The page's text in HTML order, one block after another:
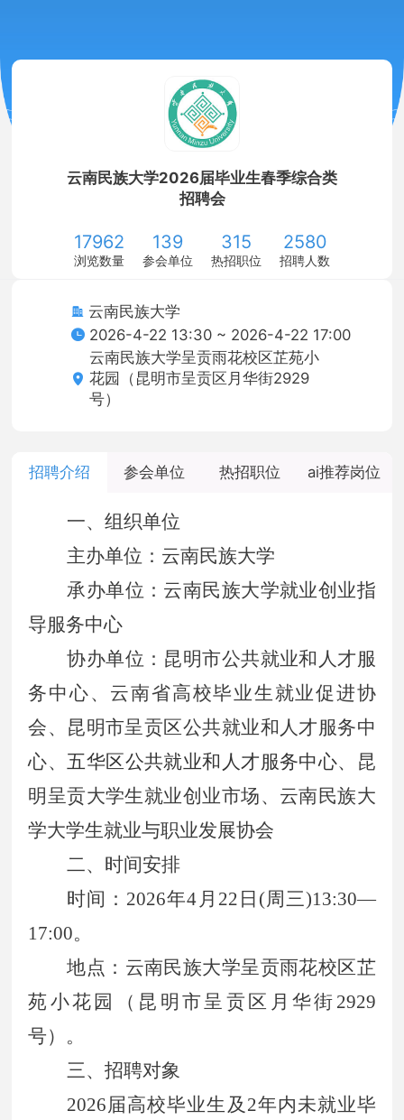
云南民族大学2026届毕业生春季综合类
招聘会
17962
浏览数量
139
参会单位
315
热招职位
2580
招聘人数
云南民族大学
2026-4-22 13:30 ~ 2026-4-22 17:00
云南民族大学呈贡雨花校区芷苑小
花园（昆明市呈贡区月华街2929
号）
招聘介绍 参会单位 热招职位 ai推荐岗位
一、组织单位
主办单位：云南民族大学
承办单位：云南民族大学就业创业指
导服务中心
协办单位： 昆明市公共就业和人才服
务中心、云南省高校毕业生就业促进协
会、昆明市呈贡区公共就业和人才服务中
心、五华区公共就业和人才服务中心、 昆
明呈贡大学生就业创业市场、云南民族大
学大学生就业与职业发展协会
二、时间安排
时间：2026年4月22日(周三)13:30—
17:00。
地点：云南民族大学呈贡雨花校区芷
苑小花园（昆明市呈贡区月华街2929
号）。
三、招聘对象
2026届高校毕业生及2年内未就业毕